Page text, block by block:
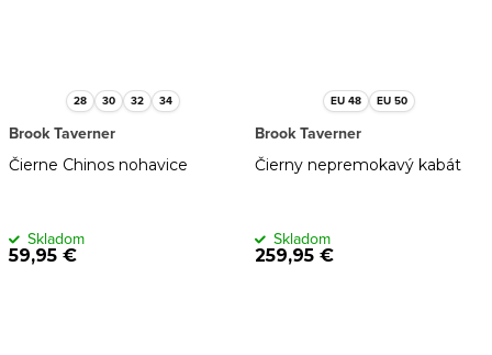
28 30 32 34
Čierne Chinos nohavice
Brook Taverner
59,95 €
Skladom
EU 48 EU 50
Čierny nepremokavý kabát
Brook Taverner
259,95 €
Skladom